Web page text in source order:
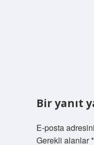
Bir yanıt
E-posta
Gerekli alanlar*